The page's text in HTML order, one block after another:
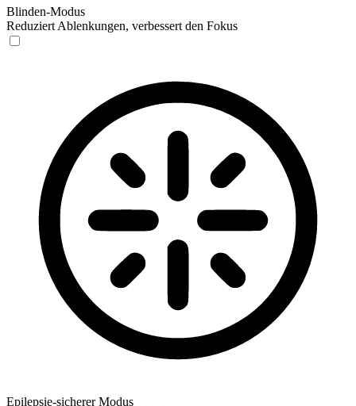
Blinden-Modus
Reduziert Ablenkungen, verbessert den Fokus
Epilepsie-sicherer Modus